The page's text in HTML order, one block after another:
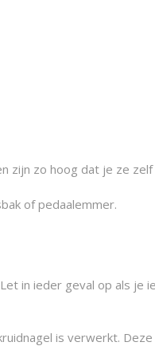
zijn zo hoog dat je ze
of pedaalemmer.
in ieder geval op als je
is verwerkt. Deze